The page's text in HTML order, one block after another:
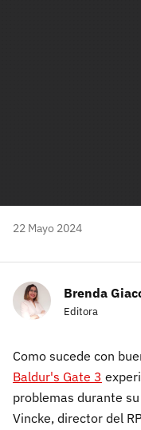
22 Mayo 2024
Brenda
Editora
Como sucede con
Baldur's Gate 3
problemas durante
Vincke, director del